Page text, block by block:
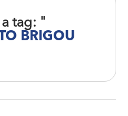
tag: "
BRIGOU